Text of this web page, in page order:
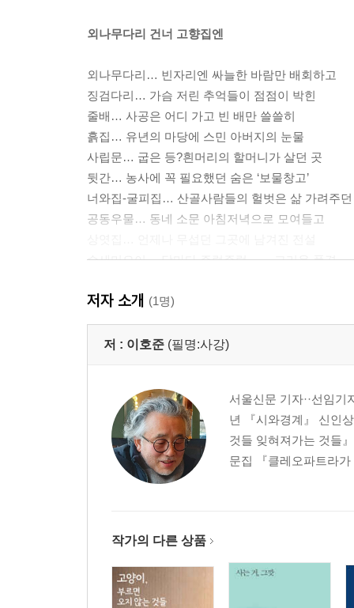
외나무다리 건너 고향집엔
외나무다리… 빈자리엔 싸늘한 바람만 배회하고
징검다리… 가슴 저린 추억들이 점점이 박힌
줄배… 사공은 어디 가고 빈 배만 쓸쓸히
흙집… 유년의 마당에 스민 아버지의 눈물
사립문… 굽은 등?흰머리의 할머니가 살던 곳
뒷간… 농사에 꼭 필요했던 숨은 ‘보물창고’
너와집-굴피집… 산골사람들의 헐벗은 삶 가려주던
공동우물… 동네 소문 아침저녁으로 모여들고
수세미오이… 담마다 주렁주렁…… 그리운 풍경
품앗이, 그리고 새참의 추억
쟁기질… 이랴~ 이랴~ 워! 워!
바심… 홀태?탈곡기?도리깨가 있던 시절
삼농사… 농부의 땀이 실이 되고 옷이 되고
삼베길쌈… 베틀 위에서 눈물짓던 어머니들의 삶
모시길쌈… 할머니가 이고 걸어온 서글픈 전설
춘포길쌈… 옛사람들이 잠자리 날개라 불렀던 옷
월급봉투, 그 안에 담긴 눈물
저자 소개 (1명)
저 : 이호준 (필명:사강)
서울신문 기자··선임
년 『시와경계』 신인
것들 잊혀져가는 것들
문집 『클레오파트라
작가의 다른 상품